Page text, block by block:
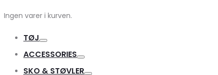
Ingen varer i kurven.
TØJ
ACCESSORIES
SKO & STØVLER